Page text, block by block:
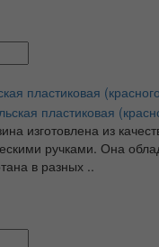
пластиковая
изготовлена из
ручками. Она
в разных ..